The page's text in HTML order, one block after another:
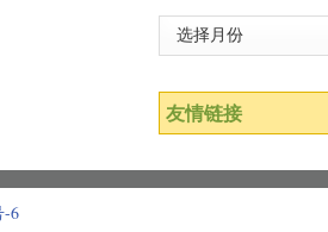
友情链接
-6